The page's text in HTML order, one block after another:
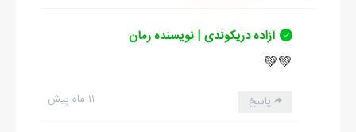
آزاده دریکوندی | نویسنده رمان
💚💚
۱۱ ماه پیش پاسخ